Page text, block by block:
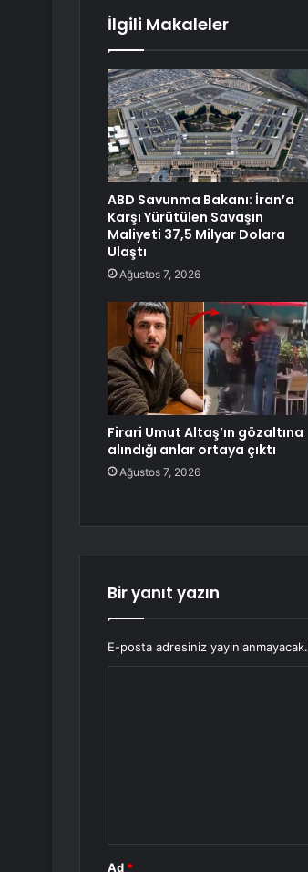
İlgili Makaleler
ABD Savunma Bakanı: İran’a
Karşı Yürütülen Savaşın
Maliyeti 37,5 Milyar Dolara
Ulaştı
Ağustos 7, 2026
Firari Umut Altaş’ın gözaltına
alındığı anlar ortaya çıktı
Ağustos 7, 2026
Bir yanıt yazın
E-posta adresiniz yayınlanmayacak.
Ad *